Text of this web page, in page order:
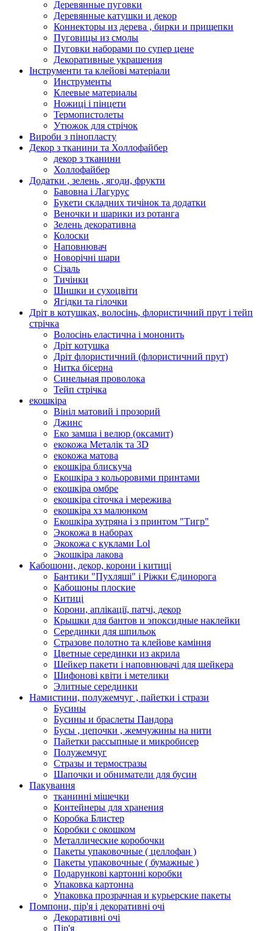
Деревянные пуговки
Деревянные катушки и декор
Коннекторы из дерева , бирки и прищепки
Пуговицы из смолы
Пуговки наборами по супер цене
Декоративные украшения
Інструменти та клейові матеріали
Инструменты
Клеевые материалы
Ножиці і пінцети
Термопистолеты
Утюжок для стрічок
Вироби з пінопласту
Декор з тканини та Холлофайбер
декор з тканини
Холлофайбер
Додатки , зелень , ягоди, фрукти
Бавовна і Лагурус
Букети складних тичінок та додатки
Веночки и шарики из ротанга
Зелень декоративна
Колоски
Наповнювач
Новорічні шари
Сізаль
Тичінки
Шишки и сухоцвіти
Ягідки та гілочки
Дріт в котушках, волосінь, флористичний прут і тейп
стрічка
Волосінь еластична і мононить
Дріт котушка
Дріт флористичний (флористичний прут)
Нитка бісерна
Синельная проволока
Тейп стрічка
екошкіра
Вініл матовий і прозорий
Джинс
Еко замша і велюр (оксамит)
екокожа Металік та 3D
екокожа матова
екошкіра блискуча
Екошкіра з кольоровими принтами
екошкіра омбре
екошкіра сіточка і мережива
екошкіра хз малюнком
Екошкіра хутряна і з принтом "Тигр"
Экокожа в наборах
Экокожа с куклами Lol
Экошкiра лакова
Кабошони, декор, корони і китиці
Бантики "Пухляші" і Ріжки Єдинорога
Кабошоны плоские
Китиці
Корони, аплікації, патчі, декор
Крышки для бантов и эпоксидные наклейки
Серединки для шпильок
Стразове полотно та клейове каміння
Цветные серединки из акрила
Шейкер пакети і наповнювачі для шейкера
Шифонові квіти і метелики
Элитные серединки
Намистини, полужемчуг , пайетки і стрази
Бусины
Бусины и браслеты Пандора
Бусы , цепочки , жемчужины на нити
Пайетки рассыпные и микробисер
Полужемчуг
Стразы и термостразы
Шапочки и обниматели для бусин
Пакування
тканинні мішечки
Контейнеры для хранения
Коробка Блистер
Коробки с окошком
Металлические коробочки
Пакеты упаковочные ( целлофан )
Пакеты упаковочные ( бумажные )
Подарункові картонні коробки
Упаковка картонна
Упаковка прозрачная и курьерские пакеты
Помпони, пір'я і декоративні очі
Декоративні очі
Пір'я